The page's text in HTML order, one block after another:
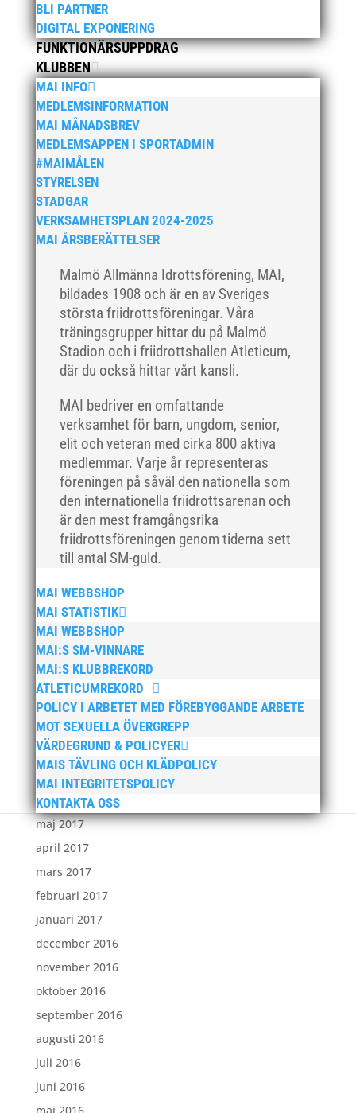
BLI PARTNER
DIGITAL EXPONERING
FUNKTIONÄRSUPPDRAG
KLUBBEN
MAI INFO
MEDLEMSINFORMATION
MAI MÅNADSBREV
MEDLEMSAPPEN I SPORTADMIN
#MAIMÅLEN
STYRELSEN
STADGAR
VERKSAMHETSPLAN 2024-2025
MAI ÅRSBERÄTTELSER
Malmö Allmänna Idrottsförening, MAI,
bildades 1908 och är en av Sveriges
största friidrottsföreningar. Våra
träningsgrupper hittar du på Malmö
Stadion och i friidrottshallen Atleticum,
där du också hittar vårt kansli.
MAI bedriver en omfattande
verksamhet för barn, ungdom, senior,
elit och veteran med cirka 800 aktiva
medlemmar. Varje år representeras
föreningen på såväl den nationella som
den internationella friidrottsarenan och
är den mest framgångsrika
friidrottsföreningen genom tiderna sett
till antal SM-guld.
MAI WEBBSHOP
MAI STATISTIK
MAI WEBBSHOP
MAI:S SM-VINNARE
MAI:S KLUBBREKORD
ATLETICUMREKORD
POLICY I ARBETET MED FÖREBYGGANDE ARBETE
MOT SEXUELLA ÖVERGREPP
VÄRDEGRUND & POLICYER
MAIS TÄVLING OCH KLÄDPOLICY
MAI INTEGRITETSPOLICY
KONTAKTA OSS
april 2020
mars 2020
februari 2020
januari 2020
november 2019
oktober 2019
september 2019
augusti 2019
juli 2019
juni 2019
april 2019
mars 2019
februari 2019
januari 2019
december 2018
oktober 2018
september 2018
augusti 2018
juli 2018
juni 2018
maj 2018
april 2018
mars 2018
februari 2018
januari 2018
december 2017
november 2017
oktober 2017
september 2017
augusti 2017
juli 2017
juni 2017
maj 2017
april 2017
mars 2017
februari 2017
januari 2017
december 2016
november 2016
oktober 2016
september 2016
augusti 2016
juli 2016
juni 2016